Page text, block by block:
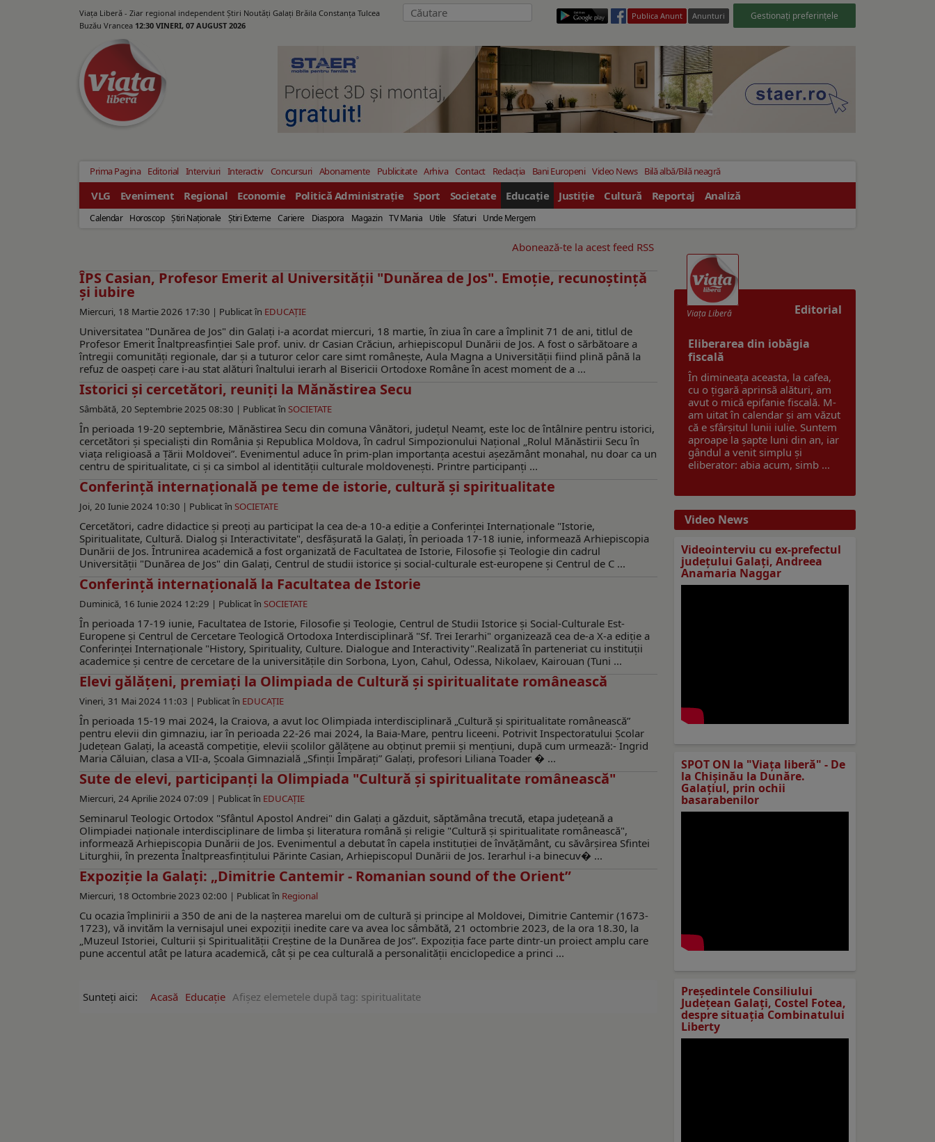
Viața Liberă - Ziar regional independent Știri Noutăți Galaţi Brăila Constanţa Tulcea
Buzău Vrancea 12:30 VINERI, 07 AUGUST 2026
Publica Anunt Anunturi Gestionați preferințele
Prima Pagina Editorial Interviuri Interactiv Concursuri Abonamente Publicitate Arhiva Contact Redacția Bani Europeni Video News Bilă albă/Bilă neagră
VLG Eveniment Regional Economie Politică Administrație Sport Societate Educație Justiție Cultură Reportaj Analiză
Calendar Horoscop Ştiri Naţionale Ştiri Externe Cariere Diaspora Magazin TV Mania Utile Sfaturi Unde Mergem
Abonează-te la acest feed RSS
ÎPS Casian, Profesor Emerit al Universităţii "Dunărea de Jos". Emoţie, recunoştinţă
şi iubire
Miercuri, 18 Martie 2026 17:30 | Publicat în EDUCAŢIE
Universitatea "Dunărea de Jos" din Galaţi i-a acordat miercuri, 18 martie, în ziua în care a împlinit 71 de ani, titlul de
Profesor Emerit Înaltpreasfinţiei Sale prof. univ. dr Casian Crăciun, arhiepiscopul Dunării de Jos. A fost o sărbătoare a
întregii comunităţi regionale, dar şi a tuturor celor care simt româneşte, Aula Magna a Universităţii fiind plină până la
refuz de oaspeţi care i-au stat alături înaltului ierarh al Bisericii Ortodoxe Române în acest moment de a ...
Istorici şi cercetători, reuniți la Mănăstirea Secu
Sâmbătă, 20 Septembrie 2025 08:30 | Publicat în SOCIETATE
În perioada 19-20 septembrie, Mănăstirea Secu din comuna Vânători, județul Neamț, este loc de întâlnire pentru istorici,
cercetători și specialiști din România și Republica Moldova, în cadrul Simpozionului Național „Rolul Mănăstirii Secu în
viața religioasă a Țării Moldovei”. Evenimentul aduce în prim-plan importanța acestui așezământ monahal, nu doar ca un
centru de spiritualitate, ci și ca simbol al identității culturale moldovenești. Printre participanți ...
Conferință internațională pe teme de istorie, cultură și spiritualitate
Joi, 20 Iunie 2024 10:30 | Publicat în SOCIETATE
Cercetători, cadre didactice şi preoți au participat la cea de-a 10-a ediţie a Conferinţei Internaționale "Istorie,
Spiritualitate, Cultură. Dialog și Interactivitate", desfășurată la Galați, în perioada 17-18 iunie, informează Arhiepiscopia
Dunării de Jos. Întrunirea academică a fost organizată de Facultatea de Istorie, Filosofie şi Teologie din cadrul
Universităţii "Dunărea de Jos" din Galaţi, Centrul de studii istorice şi social-culturale est-europene şi Centrul de C ...
Conferință internațională la Facultatea de Istorie
Duminică, 16 Iunie 2024 12:29 | Publicat în SOCIETATE
În perioada 17-19 iunie, Facultatea de Istorie, Filosofie și Teologie, Centrul de Studii Istorice și Social-Culturale Est-
Europene și Centrul de Cercetare Teologică Ortodoxa Interdisciplinară "Sf. Trei Ierarhi" organizează cea de-a X-a ediție a
Conferinței Internaționale "History, Spirituality, Culture. Dialogue and Interactivity".Realizată în parteneriat cu instituții
academice și centre de cercetare de la universităţile din Sorbona, Lyon, Cahul, Odessa, Nikolaev, Kairouan (Tuni ...
Elevi gălăţeni, premiaţi la Olimpiada de Cultură şi spiritualitate românească
Vineri, 31 Mai 2024 11:03 | Publicat în EDUCAŢIE
În perioada 15-19 mai 2024, la Craiova, a avut loc Olimpiada interdisciplinară „Cultură și spiritualitate românească”
pentru elevii din gimnaziu, iar în perioada 22-26 mai 2024, la Baia-Mare, pentru liceeni. Potrivit Inspectoratului Şcolar
Judeţean Galaţi, la această competiție, elevii școlilor gălățene au obținut premii și mențiuni, după cum urmează:- Ingrid
Maria Căluian, clasa a VII-a, Școala Gimnazială „Sfinții Împărați” Galați, profesori Liliana Toader � ...
Sute de elevi, participanți la Olimpiada "Cultură şi spiritualitate românească"
Miercuri, 24 Aprilie 2024 07:09 | Publicat în EDUCAŢIE
Seminarul Teologic Ortodox "Sfântul Apostol Andrei" din Galați a găzduit, săptămâna trecută, etapa județeană a
Olimpiadei naţionale interdisciplinare de limba și literatura română și religie "Cultură şi spiritualitate românească",
informează Arhiepiscopia Dunării de Jos. Evenimentul a debutat în capela instituţiei de învăţământ, cu săvârşirea Sfintei
Liturghii, în prezenta Înaltpreasfinţitului Părinte Casian, Arhiepiscopul Dunării de Jos. Ierarhul i-a binecuv� ...
Expoziție la Galați: „Dimitrie Cantemir - Romanian sound of the Orient”
Miercuri, 18 Octombrie 2023 02:00 | Publicat în Regional
Cu ocazia împlinirii a 350 de ani de la nașterea marelui om de cultură și principe al Moldovei, Dimitrie Cantemir (1673-
1723), vă invităm la vernisajul unei expoziții inedite care va avea loc sâmbătă, 21 octombrie 2023, de la ora 18.30, la
„Muzeul Istoriei, Culturii și Spiritualității Creștine de la Dunărea de Jos”. Expoziția face parte dintr-un proiect amplu care
pune accentul atât pe latura academică, cât și pe cea culturală a personalității enciclopedice a princi ...
Sunteți aici: Acasă Educație Afişez elemetele după tag: spiritualitate
Editorial
Viaţa Liberă
Eliberarea din iobăgia
fiscală
În dimineața aceasta, la cafea,
cu o țigară aprinsă alături, am
avut o mică epifanie fiscală. M-
am uitat în calendar și am văzut
că e sfârșitul lunii iulie. Suntem
aproape la șapte luni din an, iar
gândul a venit simplu și
eliberator: abia acum, simb ...
Video News
Videointerviu cu ex-prefectul
judeţului Galaţi, Andreea
Anamaria Naggar
SPOT ON la "Viaţa liberă" - De
la Chișinău la Dunăre.
Galațiul, prin ochii
basarabenilor
Preşedintele Consiliului
Judeţean Galaţi, Costel Fotea,
despre situaţia Combinatului
Liberty